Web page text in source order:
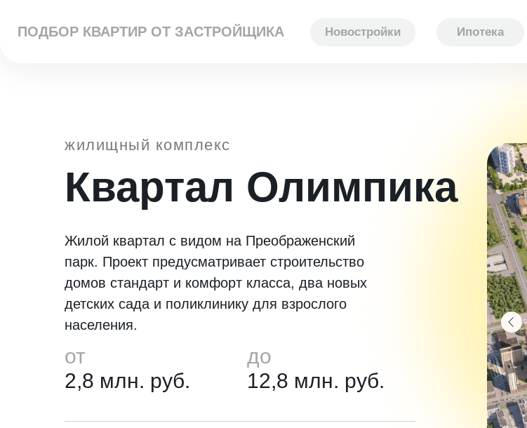
ПОДБОР КВАРТИР ОТ ЗАСТРОЙЩИКА Новостройки Ипотека
Жилой квартал с видом на Преображенский
парк. Проект предусматривает строительство
домов стандарт и комфорт класса, два новых
детских сада и поликлинику для взрослого
населения.
жилищный комплекс
Квартал Олимпика
2,8 млн. руб. 12,8 млн. руб.
от до